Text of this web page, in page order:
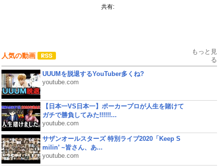
共有:
人気の動画
もっと見
る
UUUMを脱退するYouTuber多くね?
youtube.com
【日本一VS日本一】ポーカープロが人生を賭けて
ガチで勝負してみた!!!!!!...
youtube.com
サザンオールスターズ 特別ライブ2020「Keep S
milin’ ~皆さん、あ...
youtube.com